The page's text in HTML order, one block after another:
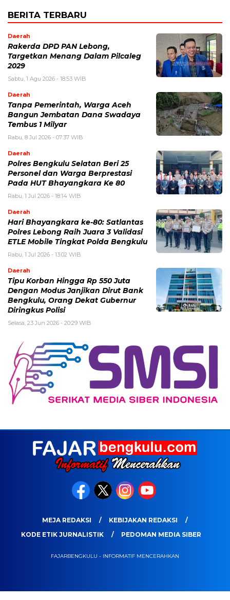
BERITA TERBARU
Daerah
Rakerda DPD PAN Lebong,
Targetkan Menang Dalam Pilcaleg
2029
Sabtu, 1 Agu 2026 - 18:53 WIB
Daerah
Tanpa Pemerintah, Warga Aceh
Bangun Jembatan Dana Swadaya
Tembus 1 Milyar
Rabu, 8 Jul 2026 - 07:37 WIB
Daerah
Polres Bengkulu Selatan Beri 25
Personel dan Warga Berprestasi
Pada HUT Bhayangkara Ke 80
Rabu, 1 Jul 2026 - 18:14 WIB
Daerah
Hari Bhayangkara ke-80: Satlantas
Polres Lebong Raih Juara 3 Validasi
ETLE Mobile Tingkat Polda Bengkulu
Rabu, 1 Jul 2026 - 13:02 WIB
Daerah
Tipu Korban Hingga Rp 550 Juta
Dengan Modus Janjikan Dirut Bank
Bengkulu, Orang Dekat Gubernur
Diringkus Polisi
Selasa, 23 Jun 2026 - 20:29 WIB
MEJA REDAKSI
KEBIJAKAN REDAKSI
KODE ETIK JURNALISTIK
PEDOMAN MEDIA SIBER
FAJARBENGKULU - INFORMATIF MENCERAHKAN